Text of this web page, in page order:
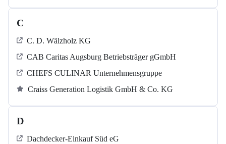
C
C. D. Wälzholz KG
CAB Caritas Augsburg Betriebsträger gGmbH
CHEFS CULINAR Unternehmensgruppe
Craiss Generation Logistik GmbH & Co. KG
D
Dachdecker-Einkauf Süd eG